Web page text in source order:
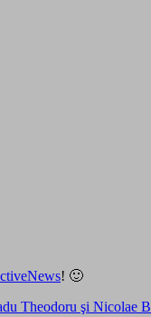
! 🙂
Theodoru şi Nicolae